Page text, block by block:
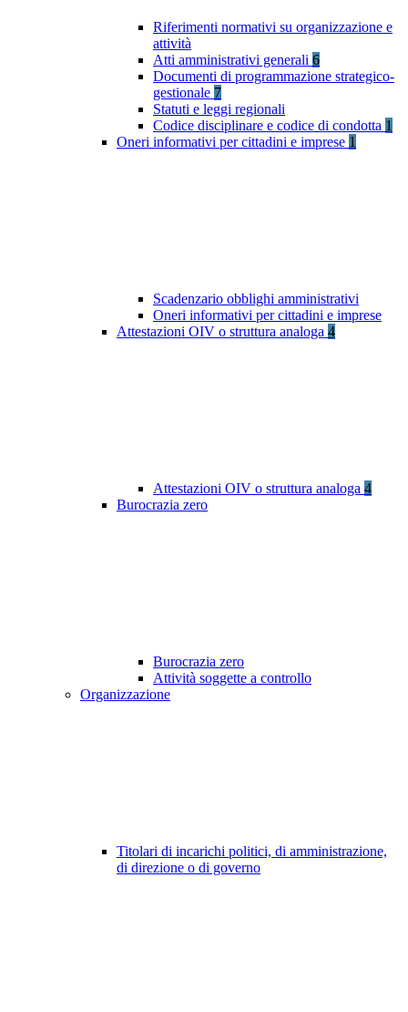
Riferimenti normativi su organizzazione e
attività
Atti amministrativi generali 6
Documenti di programmazione strategico-
gestionale 7
Statuti e leggi regionali
Codice disciplinare e codice di condotta 1
Oneri informativi per cittadini e imprese 1
Scadenzario obblighi amministrativi
Oneri informativi per cittadini e imprese
Attestazioni OIV o struttura analoga 4
Attestazioni OIV o struttura analoga 4
Burocrazia zero
Burocrazia zero
Attività soggette a controllo
Organizzazione
Titolari di incarichi politici, di amministrazione,
di direzione o di governo